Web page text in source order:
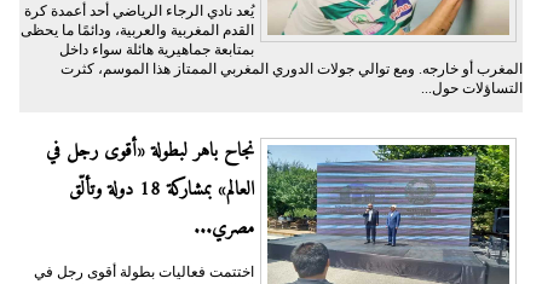
يُعد نادي الرجاء الرياضي أحد أعمدة كرة
القدم المغربية والعربية، ودائمًا ما يحظى
بمتابعة جماهيرية هائلة سواء داخل
المغرب أو خارجه. ومع توالي جولات الدوري المغربي الممتاز هذا الموسم، كثرت
التساؤلات حول...
نجاح باهر لبطولة «أقوى رجل في
العالم» بمشاركة 18 دولة وتألّق
مصري...
اختتمت فعاليات بطولة أقوى رجل في